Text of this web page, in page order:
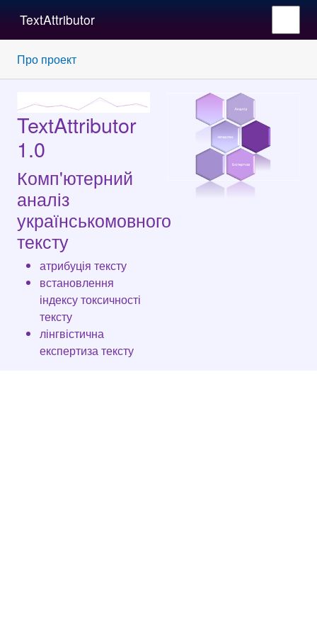
TextAttributor
Про проект
TextAttributor
1.0
Комп'ютерний
аналіз
українськомовного
тексту
атрибуція тексту
встановлення
індексу токсичності
тексту
лінгвістична
експертиза тексту